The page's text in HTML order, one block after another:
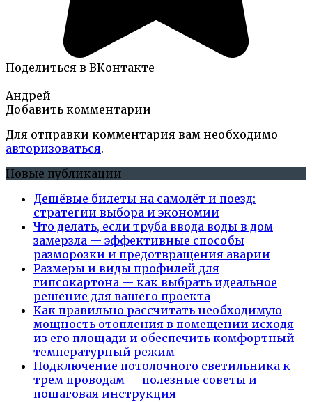
Поделиться в ВКонтакте
Андрей
Добавить комментарии
Для отправки комментария вам необходимо
авторизоваться.
Новые публикации
Дешёвые билеты на самолёт и поезд:
стратегии выбора и экономии
Что делать, если труба ввода воды в дом
замерзла — эффективные способы
разморозки и предотвращения аварии
Размеры и виды профилей для
гипсокартона — как выбрать идеальное
решение для вашего проекта
Как правильно рассчитать необходимую
мощность отопления в помещении исходя
из его площади и обеспечить комфортный
температурный режим
Подключение потолочного светильника к
трем проводам — полезные советы и
пошаговая инструкция